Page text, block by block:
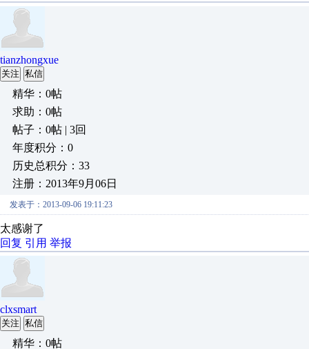
tianzhongxue
关注 私信
精华：0帖
求助：0帖
帖子：0帖 | 3回
年度积分：0
历史总积分：33
注册：2013年9月06日
发表于：2013-09-06 19:11:23
太感谢了
回复 引用 举报
clxsmart
关注 私信
精华：0帖